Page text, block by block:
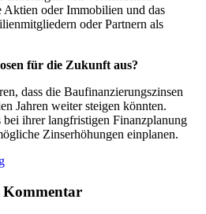
Aktien oder Immobilien und das
oder Partnern als
für die Zukunft aus?
dass die Baufinanzierungszinsen
Jahren weiter steigen könnten.
bei ihrer langfristigen Finanzplanung
Zinserhöhungen einplanen.
Kommentar